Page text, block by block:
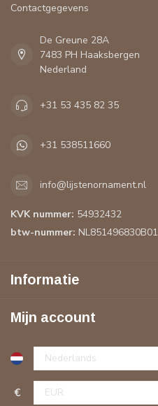
Contactgegevens
De Greune 28A
7483 PH Haaksbergen
Nederland
+31 53 435 82 35
+31 538511660
info@lijstenornament.nl
KVK nummer: 54932432
btw-nummer: NL851496830B01
Informatie
Mijn account
€